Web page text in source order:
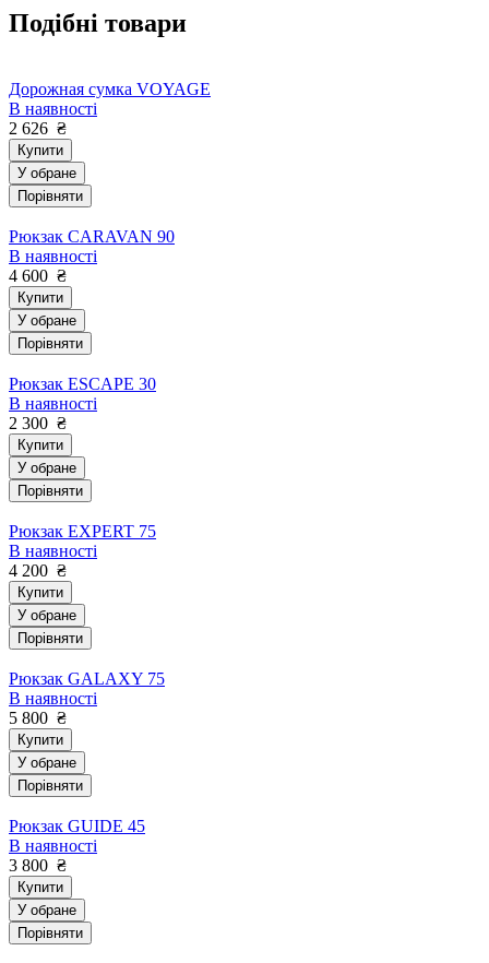
Подібні товари
Дорожная сумка VOYAGE
В наявності
2 626 ₴
Купити
У обране
Порівняти
Рюкзак CARAVAN 90
В наявності
4 600 ₴
Купити
У обране
Порівняти
Рюкзак ESCAPE 30
В наявності
2 300 ₴
Купити
У обране
Порівняти
Рюкзак EXPERT 75
В наявності
4 200 ₴
Купити
У обране
Порівняти
Рюкзак GALAXY 75
В наявності
5 800 ₴
Купити
У обране
Порівняти
Рюкзак GUIDE 45
В наявності
3 800 ₴
Купити
У обране
Порівняти